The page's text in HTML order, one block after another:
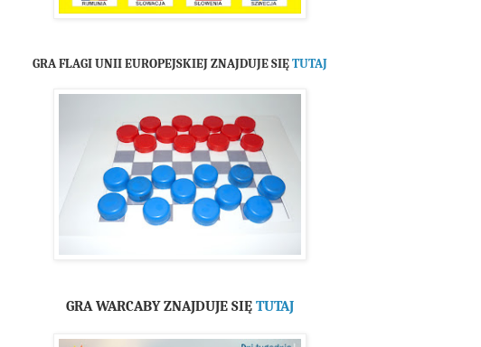
GRA FLAGI UNII EUROPEJSKIEJ ZNAJDUJE SIĘTUTAJ
GRA WARCABY ZNAJDUJE SIĘ TUTAJ